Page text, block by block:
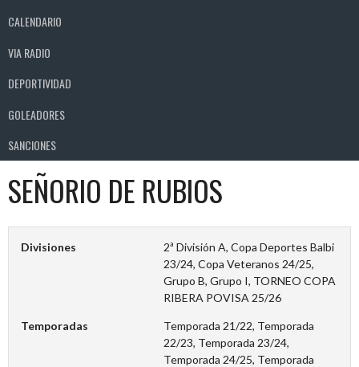
CALENDARIO
VIA RADIO
DEPORTIVIDAD
GOLEADORES
SANCIONES
SEÑORIO DE RUBIOS
Divisiones
2ª División A, Copa Deportes Balbi
23/24, Copa Veteranos 24/25,
Grupo B, Grupo I, TORNEO COPA
RIBERA POVISA 25/26
Temporadas
Temporada 21/22, Temporada
22/23, Temporada 23/24,
Temporada 24/25, Temporada